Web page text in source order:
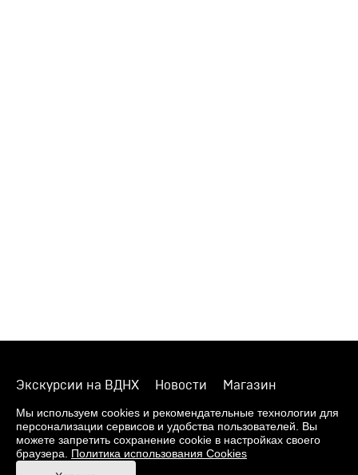
Экскурсии на ВДНХ Новости
Магазин
О музее
Фонды
Виртуальный музей
Издания
Пресс-центр
Контакты
Правила посещения Музея
Мы используем cookies и рекомендательные технологии для
персонализации сервисов и удобства пользователей. Вы
можете запретить сохранение cookie в настройках своего
браузера. Политика использования Cookies